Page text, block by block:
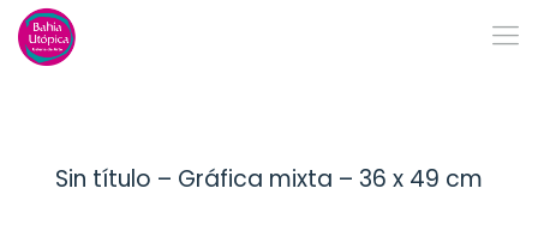
Sin título – Gráfica mixta – 36 x 49 cm